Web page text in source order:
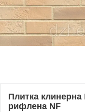
Плитка
рифлена NF